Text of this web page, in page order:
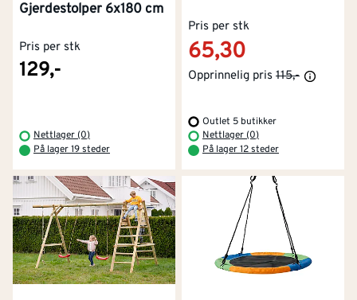
Gjerdestolper 6x180 cm
Pris per stk
129,-
Nettlager (0)
På lager 19 steder
Pris per stk
65,30
Opprinnelig pris 115,-
Outlet 5 butikker
Nettlager (0)
På lager 12 steder